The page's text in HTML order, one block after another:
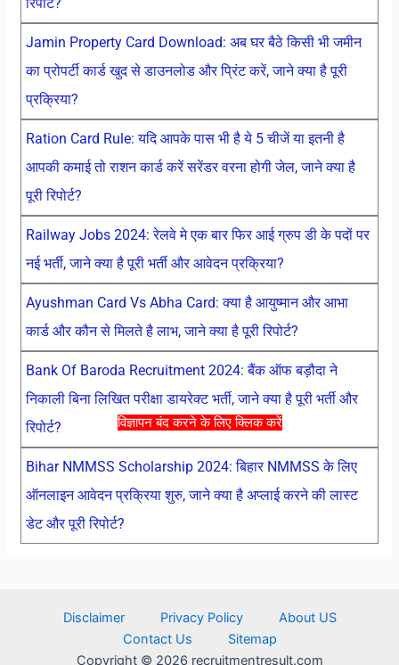
विज्ञापन बंद करने के लिए क्लिक करें
Jamin Property Card Download: अब घर बैठे किसी भी जमीन
का प्रोपर्टी कार्ड खुद से डाउनलोड और प्रिंट करें, जाने क्या है पूरी
प्रक्रिया?
Ration Card Rule: यदि आपके पास भी है ये 5 चीजें या इतनी है
आपकी कमाई तो राशन कार्ड करें सरेंडर वरना होगी जेल, जाने क्या है
पूरी रिपोर्ट?
Railway Jobs 2024: रेलवे मे एक बार फिर आई ग्रुप डी के पदों पर
नई भर्ती, जाने क्या है पूरी भर्ती और आवेदन प्रक्रिया?
Ayushman Card Vs Abha Card: क्या है आयुष्मान और आभा
कार्ड और कौन से मिलते है लाभ, जाने क्या है पूरी रिपोर्ट?
Bank Of Baroda Recruitment 2024: बैंक ऑफ बड़ौदा ने
निकाली बिना लिखित परीक्षा डायरेक्ट भर्ती, जाने क्या है पूरी भर्ती और
रिपोर्ट?
Bihar NMMSS Scholarship 2024: बिहार NMMSS के लिए
ऑनलाइन आवेदन प्रक्रिया शुरु, जाने क्या है अप्लाई करने की लास्ट
डेट और पूरी रिपोर्ट?
Disclaimer Privacy Policy
About US
Contact Us
Sitemap
Copyright © 2026 recruitmentresult.com